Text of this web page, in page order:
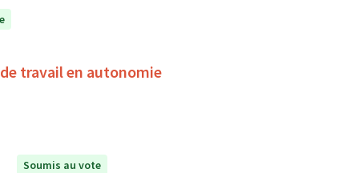
travail en autonomie
Soumis au vote